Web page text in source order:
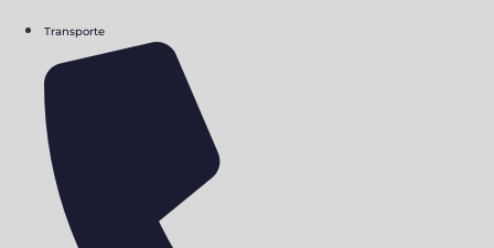
Transporte